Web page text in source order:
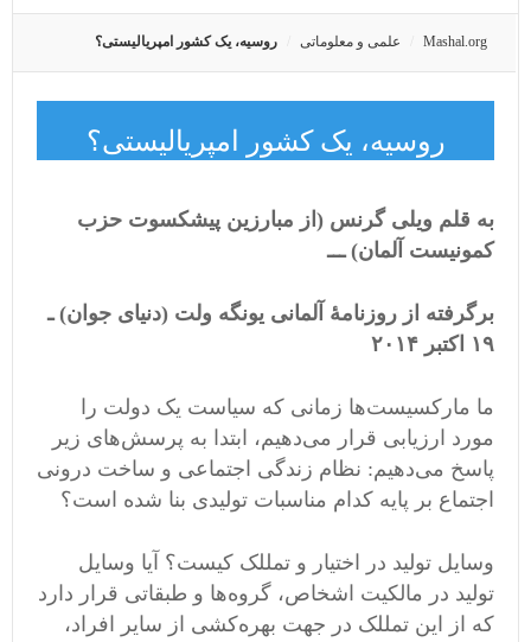
Mashal.org علمی و معلوماتی روسیه، یک کشور امپریالیستی؟
روسیه، یک کشور امپریالیستی؟
به قلم ویلی گرنس (از مبارزین پیشکسوت حزب
کمونیست آلمان) ـــ
برگرفته از روزنامهٔ آلمانی یونگه ولت (دنیای جوان) ـ
۱۹ اکتبر ۲۰۱۴
ما مارکسیست‌ها‌ ‌زمانی که سیاست یک دولت را
مورد ارزیابی قرار می‌دهیم، ابتدا به پرسش‌های زیر
پاسخ می‌دهیم: نظام زندگی اجتماعی و ساخت درونی
اجتماع بر پایه کدام مناسبات تولیدی بنا شده است؟
وسایل تولید در اختیار و تمللک کیست؟ آیا وسایل
تولید در مالکیت اشخاص، گروه‌ها‌ و طبقاتی قرار دارد
که از این تمللک در جهت بهره‌کشی از سایر افراد،